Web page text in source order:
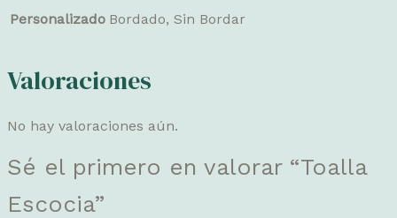
Personalizado Bordado, Sin Bordar
Valoraciones
No hay valoraciones aún.
Sé el primero en valorar “Toalla
Escocia”